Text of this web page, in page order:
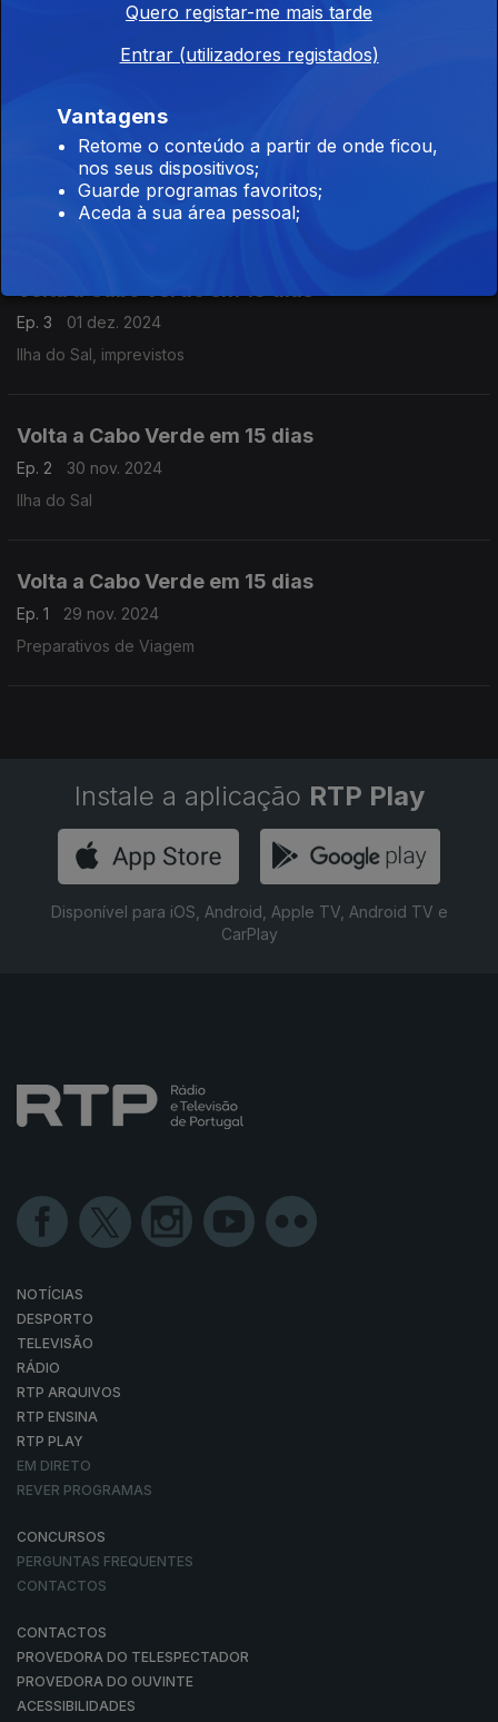
Volta a Cabo Verde em 15 dias
02 dez. 2024
Chegada a S. Nicolau
Ep. 3
01 dez. 2024
Ilha do Sal, imprevistos
Volta a Cabo Verde em 15 dias
Ep. 2
30 nov. 2024
Ilha do Sal
Volta a Cabo Verde em 15 dias
Ep. 1
29 nov. 2024
Preparativos de Viagem
Instale a aplicação RTP Play
Disponível para iOS, Android, Apple TV, Android TV e
CarPlay
NOTÍCIAS
DESPORTO
TELEVISÃO
RÁDIO
RTP ARQUIVOS
RTP ENSINA
RTP PLAY
EM DIRETO
REVER PROGRAMAS
CONCURSOS
PERGUNTAS FREQUENTES
CONTACTOS
CONTACTOS
PROVEDORA DO TELESPECTADOR
PROVEDORA DO OUVINTE
ACESSIBILIDADES
Quero registar-me mais tarde
Entrar (utilizadores registados)
Vantagens
Retome o conteúdo a partir de onde ficou,
nos seus dispositivos;
Guarde programas favoritos;
Aceda à sua área pessoal;